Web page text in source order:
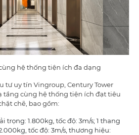
hệ thống tiện ích đa dạng
tư uy tín Vingroup, Century Tower
tầng cùng hệ thống tiện ích đạt tiêu
chẽ, bao gồm:
trọng: 1.800kg, tốc độ: 3m/s; 1 thang
tốc độ: 3m/s, thương hiệu: